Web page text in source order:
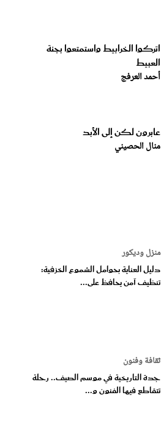
اتركوا الخرابيط واستمتعوا بجنة
العبيط
أحمد العرفج
عابرون لكن إلى الأبد
منال الحصيني
منزل وديكور
دليل العناية بحوامل الشموع الخزفية:
تنظيف آمن يحافظ على...
ثقافة وفنون
جدة التاريخية في موسم الصيف.. رحلة
تتقاطع فيها الفنون و...